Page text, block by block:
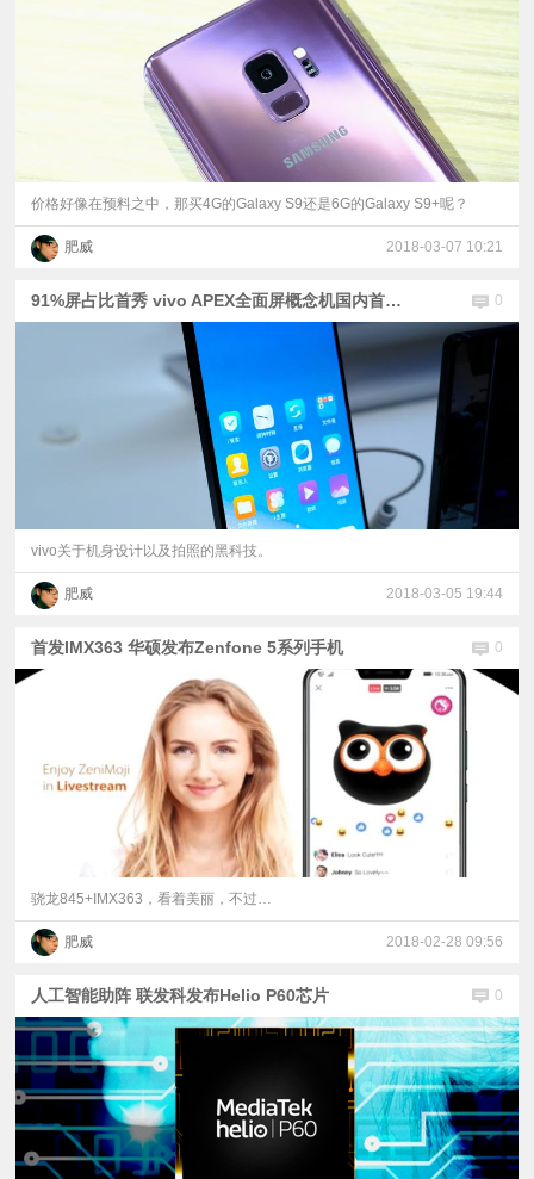
价格好像在预料之中，那买4G的Galaxy S9还是6G的Galaxy S9+呢？
肥威 2018-03-07 10:21
91%屏占比首秀 vivo APEX全面屏概念机国内首次亮相 0
vivo关于机身设计以及拍照的黑科技。
肥威 2018-03-05 19:44
首发IMX363 华硕发布Zenfone 5系列手机 0
骁龙845+IMX363，看着美丽，不过…
肥威 2018-02-28 09:56
人工智能助阵 联发科发布Helio P60芯片 0